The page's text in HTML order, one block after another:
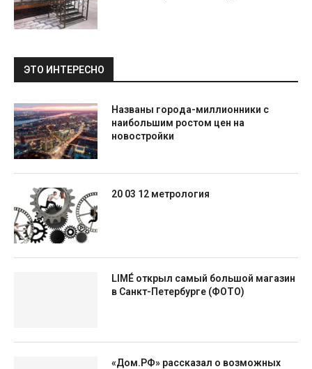
ЭТО ИНТЕРЕСНО
Названы города-миллионники с
наибольшим ростом цен на
новостройки
20 03 12 метрология
LIMÉ открыл самый большой магазин
в Санкт-Петербурге (ФОТО)
«Дом.РФ» рассказал о возможных